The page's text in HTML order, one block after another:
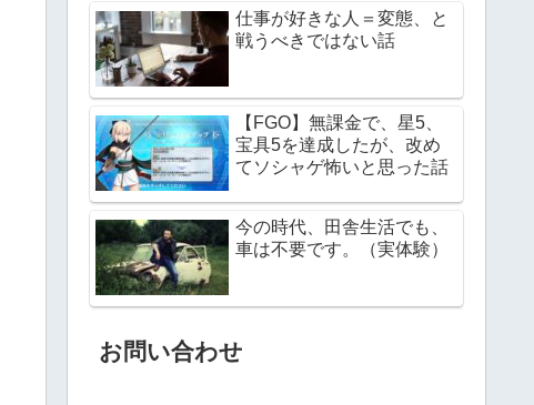
仕事が好きな人＝変態、と
戦うべきではない話
【FGO】無課金で、星5、
宝具5を達成したが、改め
てソシャゲ怖いと思った話
今の時代、田舎生活でも、
車は不要です。（実体験）
お問い合わせ